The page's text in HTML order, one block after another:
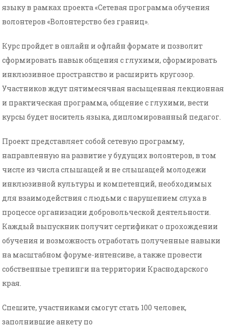
языку в рамках проекта «Сетевая программа обучения
волонтеров «Волонтерство без границ».
Курс пройдет в онлайн и офлайн формате и позволит
сформировать навык общения с глухими, сформировать
инклюзивное пространство и расширить кругозор.
Участников ждут пятимесячная насыщенная лекционная
и практическая программа, общение с глухими, вести
курсы будет носитель языка, дипломированный педагог.
Проект представляет собой сетевую программу,
направленную на развитие у будущих волонтеров, в том
числе из числа слышащей и не слышащей молодежи
инклюзивной культуры и компетенций, необходимых
для взаимодействия с людьми с нарушением слуха в
процессе организации добровольческой деятельности.
Каждый выпускник получит сертификат о прохождении
обучения и возможность отработать полученные навыки
на масштабном форуме-интенсиве, а также провести
собственные тренинги на территории Краснодарского
края.
Спешите, участниками смогут стать 100 человек,
заполнившие анкету по